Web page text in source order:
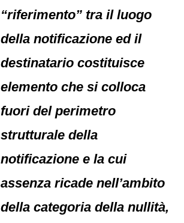
“riferimento” tra il luogo
della notificazione ed il
destinatario costituisce
elemento che si colloca
fuori del perimetro
strutturale della
notificazione e la cui
assenza ricade nell’ambito
della categoria della nullità,